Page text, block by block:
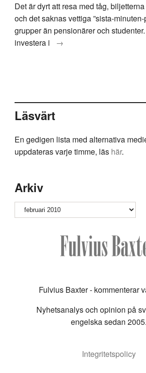
Det är dyrt att resa med tåg,
och det saknas vettiga ”sista-
grupper än pensionärer och
investera i
→
Läsvärt
En gedigen lista med alternativa
uppdateras varje timme, läs här.
Arkiv
Arkiv
Fulvius Baxter - kommenterar
Nyhetsanalys och opinion på
engelska sedan 2005.
Integritetspolicy